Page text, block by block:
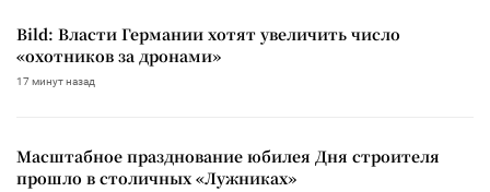
Bild: Власти Германии хотят увеличить число
«охотников за дронами»
17 минут назад
Масштабное празднование юбилея Дня строителя
прошло в столичных «Лужниках»